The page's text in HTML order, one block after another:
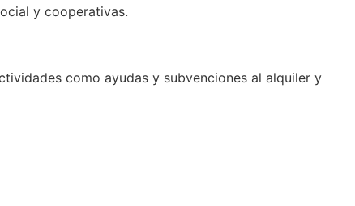
y cooperativas.
como ayudas y subvenciones al alquiler y